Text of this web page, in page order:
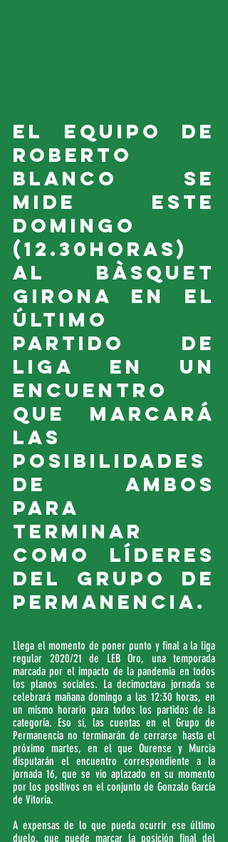
El equipo de
Roberto
Blanco se
mide este
domingo
(12.30horas)
al Bàsquet
Girona en el
último
partido de
liga en un
encuentro
que marcará
las
posibilidades
de ambos
para
terminar
como líderes
del Grupo de
Permanencia.
Llega el momento de poner punto y final a la liga
regular 2020/21 de LEB Oro, una temporada
marcada por el impacto de la pandemia en todos
los planos sociales. La decimoctava jornada se
celebrará mañana domingo a las 12:30 horas, en
un mismo horario para todos los partidos de la
categoría. Eso sí, las cuentas en el Grupo de
Permanencia no terminarán de cerrarse hasta el
próximo martes, en el que Ourense y Murcia
disputarán el encuentro correspondiente a la
jornada 16, que se vio aplazado en su momento
por los positivos en el conjunto de Gonzalo García
de Vitoria.
A expensas de lo que pueda ocurrir ese último
duelo, que puede marcar la posición final del